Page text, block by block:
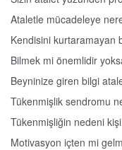
Ataletle mücadeleye
Kendisini kurtaramayan
Bilmek mi önemlidir
Beyninize giren bilgi
Tükenmişlik sendromu
Tükenmişliğin nedeni
Motivasyon içten mi